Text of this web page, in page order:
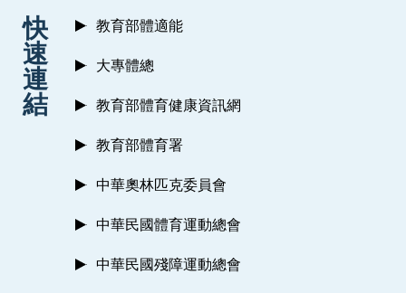
快
速
連
結
教育部體適能
大專體總
教育部體育健康資訊網
教育部體育署
中華奧林匹克委員會
中華民國體育運動總會
中華民國殘障運動總會